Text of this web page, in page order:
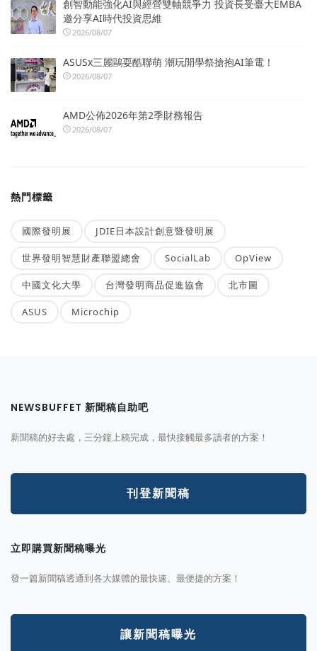
創智動能強化AI與經營雙軸競爭力 投資長受臺大EMBA
邀分享AI時代投資思維
2026/08/07
ASUSx三麗鷗耍酷聯萌 潮玩開學祭搶抱AI筆電！
2026/08/07
AMD公佈2026年第2季財務報告
2026/08/07
熱門標籤
國際發明展 JDIE日本設計創意暨發明展
世界發明智慧財產聯盟總會 SocialLab OpView
中國文化大學 台灣發明商品促進協會 北市圖
ASUS Microchip
NEWSBUFFET 新聞稿自助吧
新聞稿的好去處，三分鐘上稿完成，最快接觸最多讀者的方案！
刊登新聞稿
立即購買新聞稿曝光
發一篇新聞稿透通到各大媒體的最快速、最便捷的方案！
讓新聞稿曝光